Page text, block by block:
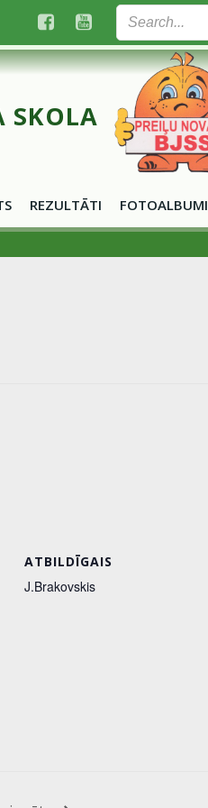
SKOLA
REZULTĀTI FOTOALBUMI
ATBILDĪGAIS
J.Brakovskis